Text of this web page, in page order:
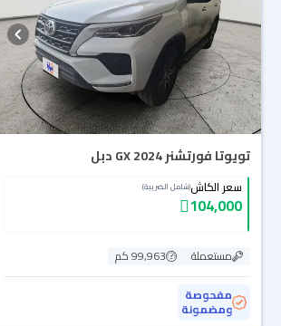
تويوتا فورتشنر GX 2024 دبل
سعر الكاش(شامل الضريبة)
104,000
مستعملة
99,963 كم
مفحوصة
ومضمونة